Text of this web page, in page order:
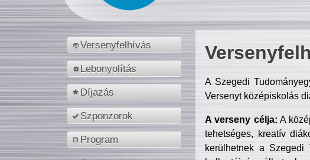
Versenyfelhívás
Lebonyolítás
Díjazás
Szponzorok
Program
A Szegedi
Versenyt középiskolás
A verseny célja: A
tehetséges, kreatív
kerülhetnek a